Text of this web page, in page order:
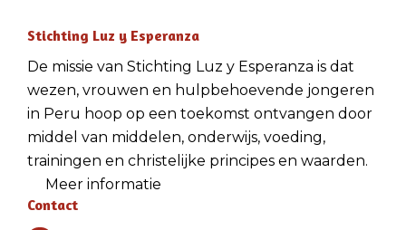
Stichting Luz y Esperanza
De missie van Stichting Luz y Esperanza is dat
wezen, vrouwen en hulpbehoevende jongeren
in Peru hoop op een toekomst ontvangen door
middel van middelen, onderwijs, voeding,
trainingen en christelijke principes en waarden.
Meer informatie
Contact